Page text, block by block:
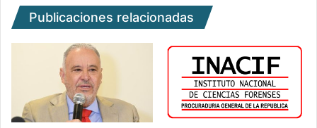
Publicaciones relacionadas